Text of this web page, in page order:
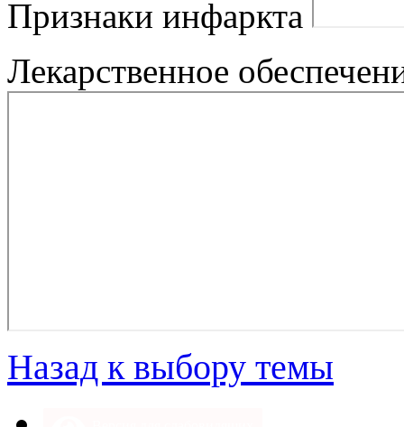
Признаки инфаркта
Лекарственное
Назад к выбору темы